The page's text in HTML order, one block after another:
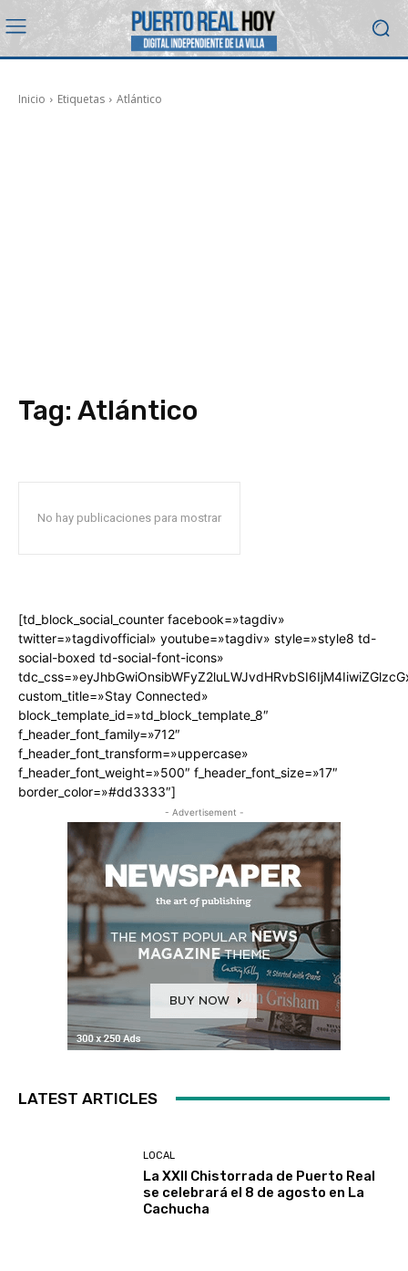
Inicio Etiquetas Atlántico
Tag: Atlántico
No hay publicaciones para mostrar
[td_block_social_counter facebook=»tagdiv»
twitter=»tagdivofficial» youtube=»tagdiv» style=»style8 td-
social-boxed td-social-font-icons»
custom_title=»Stay Connected»
block_template_id=»td_block_template_8″
f_header_font_family=»712″
f_header_font_transform=»uppercase»
f_header_font_weight=»500″ f_header_font_size=»17″
border_color=»#dd3333″]
- Advertisement -
LATEST ARTICLES
LOCAL
La XXII Chistorrada de Puerto Real
se celebrará el 8 de agosto en La
Cachucha